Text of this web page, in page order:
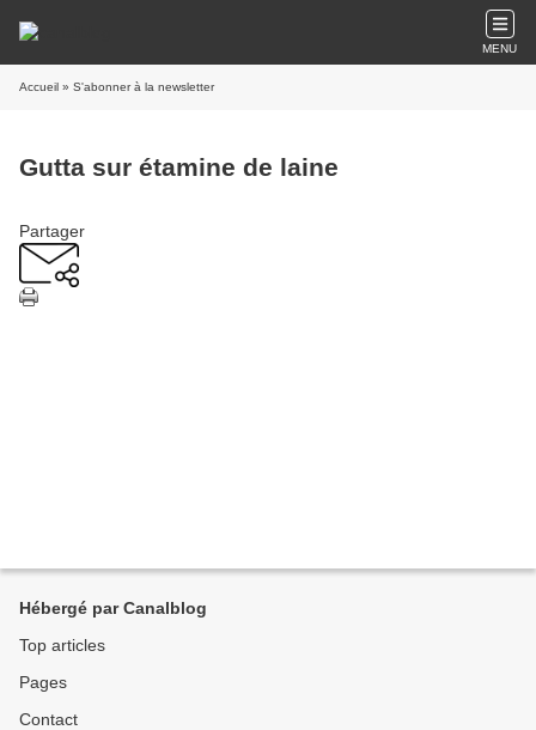
MENU
Accueil » S'abonner à la newsletter
Gutta sur étamine de laine
Partager
Hébergé par Canalblog
Top articles
Pages
Contact